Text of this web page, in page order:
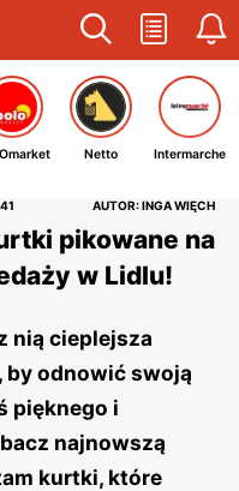
Netto Intermarche
AUTOR: INGA WIĘCH
pikowane na
w Lidlu!
nią cieplejsza
by odnowić swoją
pięknego i
najnowszą
kurtki, które